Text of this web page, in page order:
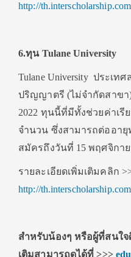
http://
6.ทุน Tulane University
Tulane University ประเท
ปริญญาตรี (ไม่จำกัดสาขา
2022 ทุนนี้ที่มีทั้งช่วยค่าเรี
จำนวน ซึ่งสามารถต่ออายุ
สมัครถึงวันที่ 15 พฤศจิกาย
รายละเอียดเพิ่มเติมคลิก
http://
สำหรับน้องๆ หรือผู้ที่สนใ
เติมสามารถดูได้ที่>>>